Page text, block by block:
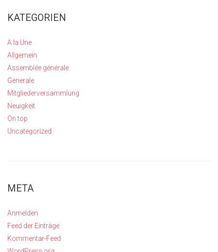
KATEGORIEN
A la Une
Allgemein
Assemblée générale
Generale
Mitgliederversammlung
Neuigkeit
On top
Uncategorized
META
Anmelden
Feed der Einträge
Kommentar-Feed